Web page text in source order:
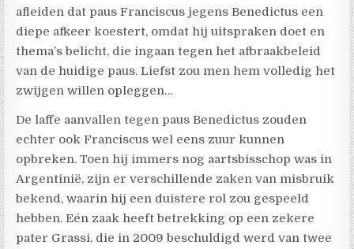
afleiden dat paus Franciscus jegens Benedictus een
diepe afkeer koestert, omdat hij uitspraken doet en
thema’s belicht, die ingaan tegen het afbraakbeleid
van de huidige paus. Liefst zou men hem volledig het
zwijgen willen opleggen…
De laffe aanvallen tegen paus Benedictus zouden
echter ook Franciscus wel eens zuur kunnen
opbreken. Toen hij immers nog aartsbisschop was in
Argentinië, zijn er verschillende zaken van misbruik
bekend, waarin hij een duistere rol zou gespeeld
hebben. Eén zaak heeft betrekking op een zekere
pater Grassi, die in 2009 beschuldigd werd van twee